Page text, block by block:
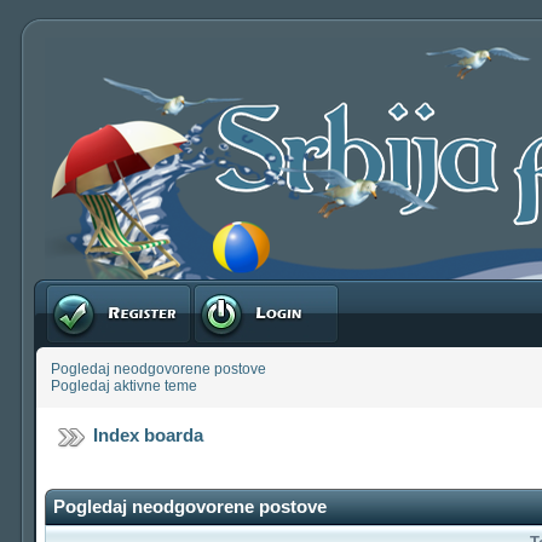
Registruj se Prijavite se
Pogledaj neodgovorene postove
Pogledaj aktivne teme
Index boarda
Pogledaj neodgovorene postove